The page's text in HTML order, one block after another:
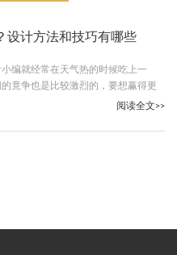
设计方法和技巧有哪些
编就经常在天气热的时候吃上一
竟争也是比较激烈的，要想赢得更
计。那么冰淇淋vi设计思路是什么
阅读全文>>